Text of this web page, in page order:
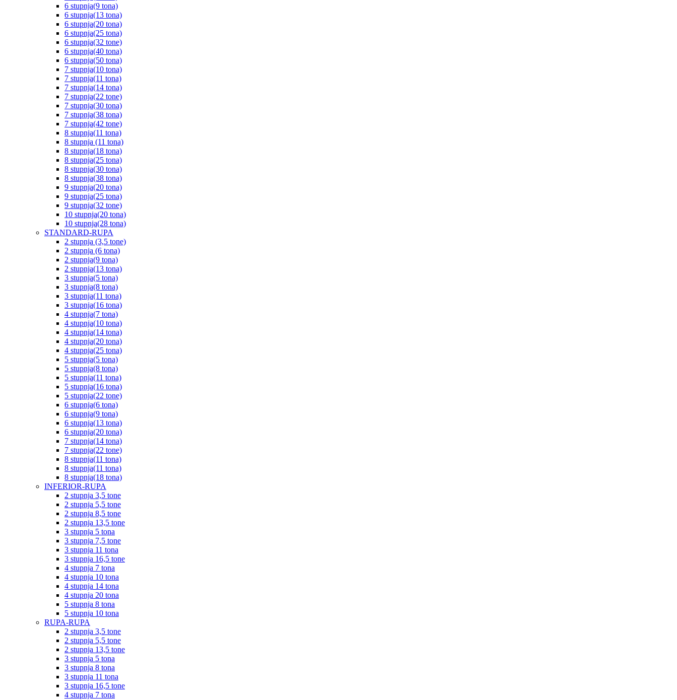
6 stupnja(9 tona)
6 stupnja(13 tona)
6 stupnja(20 tona)
6 stupnja(25 tona)
6 stupnja(32 tone)
6 stupnja(40 tona)
6 stupnja(50 tona)
7 stupnja(10 tona)
7 stupnja(11 tona)
7 stupnja(14 tona)
7 stupnja(22 tone)
7 stupnja(30 tona)
7 stupnja(38 tona)
7 stupnja(42 tone)
8 stupnja(11 tona)
8 stupnja (11 tona)
8 stupnja(18 tona)
8 stupnja(25 tona)
8 stupnja(30 tona)
8 stupnja(38 tona)
9 stupnja(20 tona)
9 stupnja(25 tona)
9 stupnja(32 tone)
10 stupnja(20 tona)
10 stupnja(28 tona)
STANDARD-RUPA
2 stupnja (3,5 tone)
2 stupnja (6 tona)
2 stupnja(9 tona)
2 stupnja(13 tona)
3 stupnja(5 tona)
3 stupnja(8 tona)
3 stupnja(11 tona)
3 stupnja(16 tona)
4 stupnja(7 tona)
4 stupnja(10 tona)
4 stupnja(14 tona)
4 stupnja(20 tona)
4 stupnja(25 tona)
5 stupnja(5 tona)
5 stupnja(8 tona)
5 stupnja(11 tona)
5 stupnja(16 tona)
5 stupnja(22 tone)
6 stupnja(6 tona)
6 stupnja(9 tona)
6 stupnja(13 tona)
6 stupnja(20 tona)
7 stupnja(14 tona)
7 stupnja(22 tone)
8 stupnja(11 tona)
8 stupnja(11 tona)
8 stupnja(18 tona)
INFERIOR-RUPA
2 stupnja 3,5 tone
2 stupnja 5,5 tone
2 stupnja 8,5 tone
2 stupnja 13,5 tone
3 stupnja 5 tona
3 stupnja 7,5 tone
3 stupnja 11 tona
3 stupnja 16,5 tone
4 stupnja 7 tona
4 stupnja 10 tona
4 stupnja 14 tona
4 stupnja 20 tona
5 stupnja 8 tona
5 stupnja 10 tona
RUPA-RUPA
2 stupnja 3,5 tone
2 stupnja 5,5 tone
2 stupnja 13,5 tone
3 stupnja 5 tona
3 stupnja 8 tona
3 stupnja 11 tona
3 stupnja 16,5 tone
4 stupnja 7 tona